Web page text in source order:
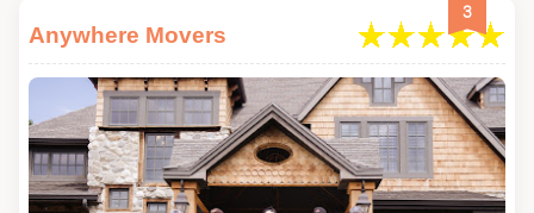
3
Anywhere Movers